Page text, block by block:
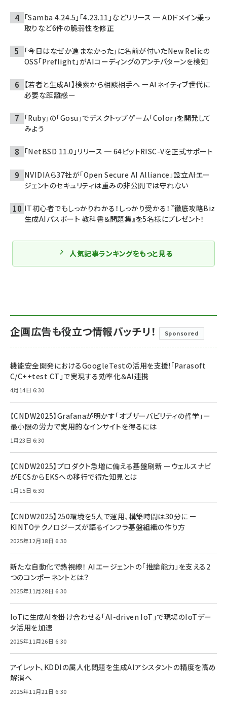
「Samba 4.24.5」「4.23.11」などリリース ─ ADドメイン乗っ
取りなど6件の脆弱性を修正
「今日はなぜか進まなかった」に名前が付いた――New Relicの
OSS「Preflight」がAIコーディングのアンチパターンを検知
【若者と生成AI】検索から相談相手へ ーAIネイティブ世代に
必要な距離感ー
「Ruby」の「Gosu」でデスクトップゲーム「Color」を開発して
みよう
「NetBSD 11.0」リリース ─ 64ビットRISC-Vを正式サポート
NVIDIAら37社が「Open Secure AI Alliance」設立――AIエー
ジェントのセキュリティは重みの非公開では守れない
IT初心者でもしっかりわかる！しっかり受かる！『徹底攻略Biz
生成AIパスポート 教科書＆問題集』を5名様にプレゼント！
人気記事ランキングをもっと見る
企画広告も役立つ情報バッチリ！ Sponsored
機能安全開発におけるGoogleTestの活用を支援!「Parasoft
C/C++test CT」で実現する効率化＆AI連携
4月14日 6:30
【CNDW2025】Grafanaが明かす「オブザーバビリティの哲学」ー
最小限の労力で実用的なインサイトを得るには
1月23日 6:30
【CNDW2025】プロダクト急増に備える基盤刷新 ーウェルスナビ
がECSからEKSへの移行で得た知見とは
1月15日 6:30
【CNDW2025】250環境を5人で運用、構築時間は30分に ー
KINTOテクノロジーズが語るインフラ基盤組織の作り方
2025年12月18日 6:30
新たな自動化で熱視線！ AIエージェントの「推論能力」を支える2
つのコンポーネントとは？
2025年11月28日 6:30
IoTに生成AIを掛け合わせる「AI-driven IoT」で現場のIoTデー
タ活用を加速
2025年11月26日 6:30
アイレット、KDDIの属人化問題を生成AIアシスタントの精度を高め
解消へ
2025年11月21日 6:30